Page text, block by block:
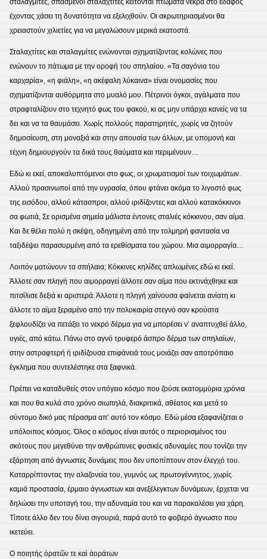
σταλαγμίτες, σπασμένοι σταλαχτίτες κείτονται πτώματα νεκρά στο έδαφος
έχοντας χάσει τη δυνατότητα να εξελιχθούν. Οι ακρωτηριασμένοι θα
χρειαστούν χιλιετίες για να μεγαλώσουν μερικά εκατοστά.
Σταλαχτίτες και σταλαγμίτες ενώνονται σχηματίζοντας κολώνες που
ενώνουν το πάτωμα με την οροφή του σπηλαίου. «Τα σαγόνια του
καρχαρία», «η φιάλη», «η ακέφαλη λύκαινα» είναι ονομασίες που
σχηματίζονται αυθόρμητα στο μυαλό μου. Πέτρινοι όγκοι, αγάλματα που
στραφταλίζουν στο τεχνητό φως του φακού, κι ας μην υπάρχει κανείς να τα
δει και να τα θαυμάσει. Χωρίς πολλούς παρατηρητές, χωρίς να ζητούν
δημοσίευση, στη μοναξιά και στην απουσία των άλλων, με υπομονή και
τέχνη δημιουργούν τα δικά τους θαύματα και περιμένουν…
Εδώ κι εκεί, αποκαλυπτόμενοι στο φως, οι χρωματισμοί των τοιχωμάτων.
Αλλού πρασινωποί από την υγρασία, όπου φτάνει ακόμα το λιγοστό φως
της εισόδου, αλλού κάτασπροι, αλλού ιριδίζοντες και αλλού κατακόκκινοι
σα φωτιά, Σε ορισμένα σημεία μάλιστα έντονες σταλιές κόκκινου, σαν αίμα.
Και δε θέλει πολύ η σκέψη, οδηγημένη από την τολμηρή φαντασία να
ταξιδέψει παρασυρμένη από τα ερεθίσματα του χώρου. Μια αιμορραγία…
Λοιπόν ματώνουν τα σπήλαια; Κόκκινες κηλίδες απλωμένες εδώ κι εκεί.
Άλλοτε σαν πληγή που αιμορραγεί άλλοτε σαν αίμα που εκτινάχθηκε και
πιτσίλισε δεξιά κι αριστερά. Άλλοτε η πληγή χαίνουσα φαίνεται ανίατη κι
άλλοτε το αίμα ξεραμένο από την πολυκαιρία στεγνό σαν κρούστα
ξεφλουδίζει να πετάξει το νεκρό δέρμα για να μπορέσει ν’ αναπτυχθεί άλλο,
υγιές, από κάτω. Πάνω στο αγνό τρυφερό άσπρο δέρμα των σπηλαίων,
στην αστραφτερή ή ιριδίζουσα επιφάνειά τους μοιάζει σαν αποτρόπαιο
έγκλημα που συντελέστηκε στα ξαφνικά.
Πρέπει να καταδυθείς στον υπόγειο κόσμο που ζούσε εκατομμύρια χρόνια
και που θα κυλά στο χρόνο σιωπηλά, διακριτικά, αθέατος και μετά το
σύντομο δικό μας πέρασμα απ’ αυτό τον κόσμο. Εδώ μέσα εξαφανίζεται ο
υπόλοιπος κόσμος. Όλος ο κόσμος είναι αυτός ο περιορισμένος του
σκότους που μεγεθύνει την ανθρώπινες φυσικές αδυναμίες που τονίζει την
εξάρτηση από άγνωστες δυνάμεις που δεν υποπίπτουν στον έλεγχό του.
Καταρρίπτοντας την αλαζονεία του, γυμνός ως πρωτογέννητος, χωρίς
καμιά προστασία, έρμαιο άγνωστων και ανεξέλεγκτων δυνάμεων, έρχεται να
δηλώσει την υποταγή του, την αδυναμία του και να παρακαλέσει για χάρη.
Τίποτε άλλο δεν του δίνει σιγουριά, παρά αυτό το φοβερό άγνωστο που
ικετεύει.
O ποιητής ὁρατῶν τε καὶ ἀοράτων